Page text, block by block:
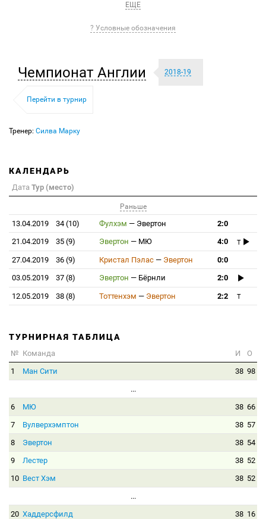
ЕЩЕ
? Условные обозначения
Чемпионат Англии 2018-19
Перейти в турнир
Тренер: Силва Марку
КАЛЕНДАРЬ
Дата Тур (место)
Раньше
13.04.2019 34 (10) Фулхэм — Эвертон
2:0
21.04.2019
35 (9) Эвертон — МЮ 4:0 T
27.04.2019 36 (9) Кристал Пэлас — Эвертон
0:0
03.05.2019
37 (8) Эвертон — Бёрнли 2:0
12.05.2019 38 (8) Тоттенхэм — Эвертон 2:2 T
ТУРНИРНАЯ ТАБЛИЦА
№ Команда И
О
1
Ман Сити 38 98
...
6
МЮ 38 66
7
Вулверхэмптон 38 57
8
Эвертон 38 54
9
Лестер 38 52
10 Вест Хэм 38 52
...
20 Хаддерсфилд 38 16